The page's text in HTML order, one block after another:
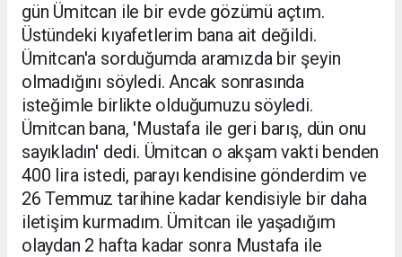
gün Ümitcan ile bir evde gözümü açtım.
Üstündeki kıyafetlerim bana ait değildi.
Ümitcan'a sorduğumda aramızda bir şeyin
olmadığını söyledi. Ancak sonrasında
isteğimle birlikte olduğumuzu söyledi.
Ümitcan bana, 'Mustafa ile geri barış, dün onu
sayıkladın' dedi. Ümitcan o akşam vakti benden
400 lira istedi, parayı kendisine gönderdim ve
26 Temmuz tarihine kadar kendisiyle bir daha
iletişim kurmadım. Ümitcan ile yaşadığım
olaydan 2 hafta kadar sonra Mustafa ile